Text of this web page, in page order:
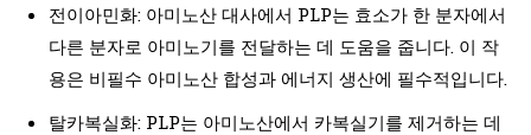
전이아민화: 아미노산 대사에서 PLP는 효소가 한 분자에서
다른 분자로 아미노기를 전달하는 데 도움을 줍니다. 이 작
용은 비필수 아미노산 합성과 에너지 생산에 필수적입니다.
탈카복실화: PLP는 아미노산에서 카복실기를 제거하는 데